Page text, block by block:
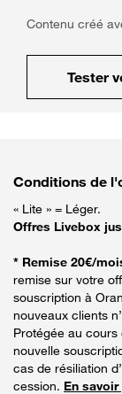
Contenu créé
Tester
Conditions de
« Lite » = Léger.
Offres Livebox
* Remise 20€/
remise sur votre
souscription à
nouveaux clients
Protégée au
nouvelle
cas de résiliation
cession. En savoir